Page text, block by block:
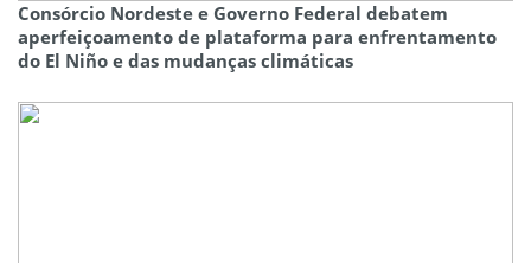
Consórcio Nordeste e Governo Federal debatem
aperfeiçoamento de plataforma para enfrentamento
do El Niño e das mudanças climáticas